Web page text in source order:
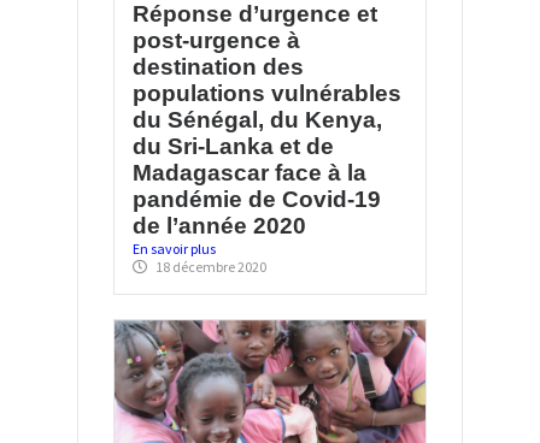
Réponse d’urgence et
post-urgence à
destination des
populations vulnérables
du Sénégal, du Kenya,
du Sri-Lanka et de
Madagascar face à la
pandémie de Covid-19
de l’année 2020
En savoir plus
18 décembre 2020